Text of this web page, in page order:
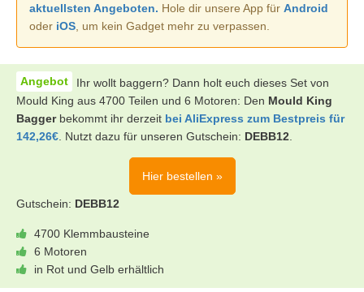
aktuellsten Angeboten. Hole dir unsere App für Android
oder iOS , um kein Gadget mehr zu verpassen.
Ihr wollt baggern? Dann holt euch dieses Set von
Mould King aus 4700 Teilen und 6 Motoren: Den Mould King
Baggerbekommt ihr derzeit bei AliExpress zum Bestpreis für
142,26€ . Nutzt dazu für unseren Gutschein: DEBB12
Hier bestellen »
Gutschein: DEBB12
4700 Klemmbausteine
6 Motoren
in Rot und Gelb erhältlich